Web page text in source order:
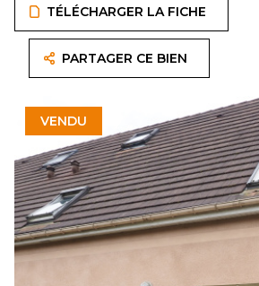
TÉLÉCHARGER LA FICHE
PARTAGER CE BIEN
VENDU